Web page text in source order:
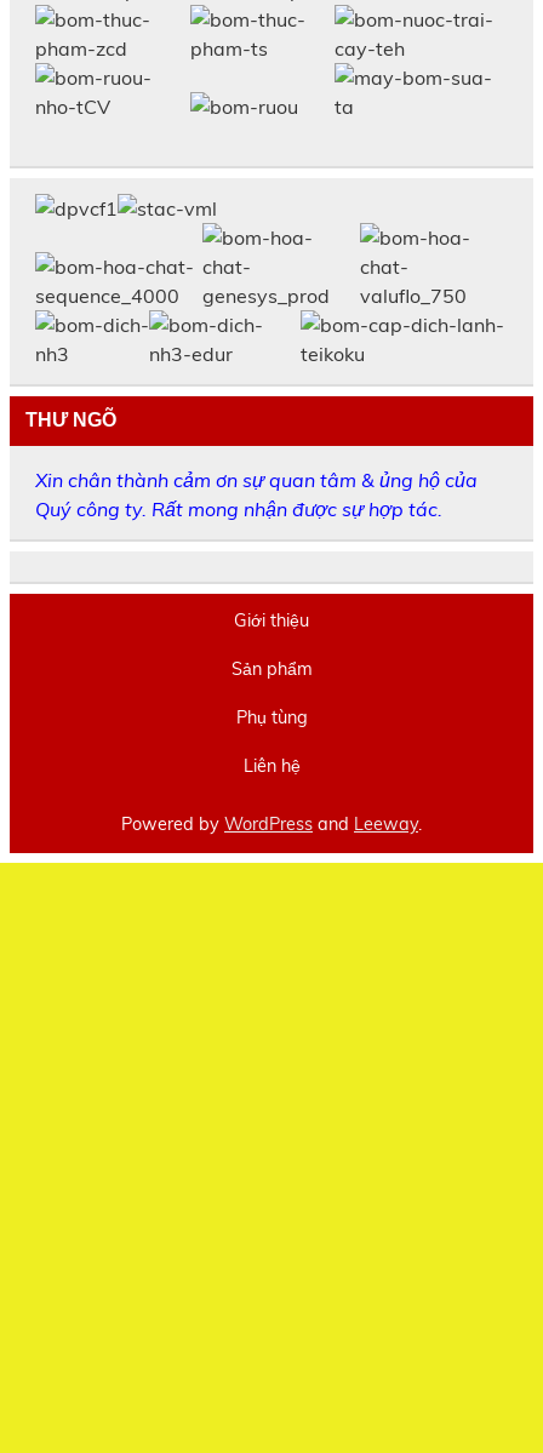
THƯ NGÕ
Xin chân thành cảm ơn sự quan tâm & ủng hộ của
Quý công ty. Rất mong nhận được sự hợp tác.
Giới thiệu
Sản phẩm
Phụ tùng
Liên hệ
Powered by WordPress and Leeway.